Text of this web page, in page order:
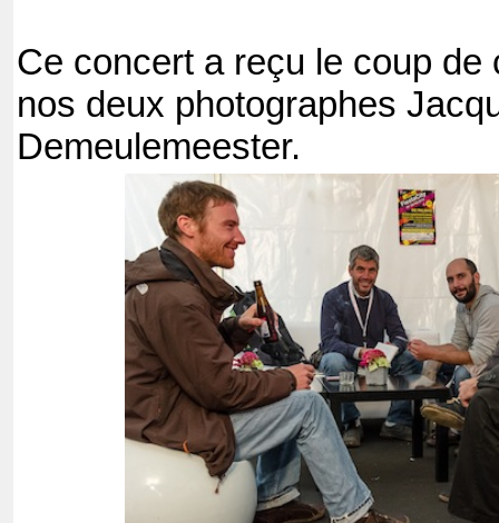
Ce concert a reçu le coup
nos deux photographes
Demeulemeester.